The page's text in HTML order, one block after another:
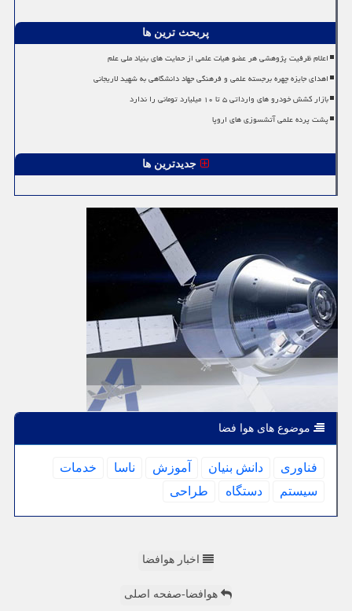
پربحث ترین ها
اعلام ظرفیت پژوهشی هر عضو هیات علمی از حمایت های بنیاد ملی علم
اهدای جایزه چهره برجسته علمی و فرهنگی جهاد دانشگاهی به شهید لاریجانی
بازار کشش خودرو های وارداتی ۵ تا ۱۰ میلیارد تومانی را ندارد
پشت پرده علمی آتشسوزی های اروپا
جدیدترین ها
موضوع های هوا فضا
فناوری دانش بنیان آموزش ناسا
خدمات
سیستم
دستگاه طراحی
اخبار هوافضا
هوافضا-صفحه اصلی